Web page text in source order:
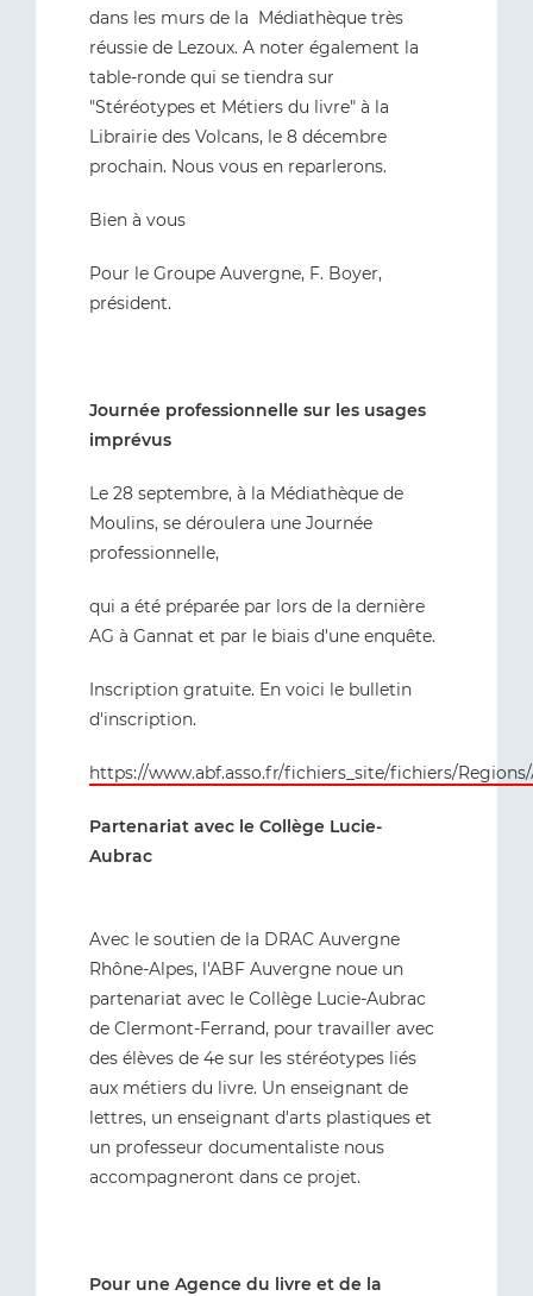
dans les murs de la Médiathèque très
réussie de Lezoux. A noter également la
table-ronde qui se tiendra sur
"Stéréotypes et Métiers du livre" à la
Librairie des Volcans, le 8 décembre
prochain. Nous vous en reparlerons.
Bien à vous
Pour le Groupe Auvergne, F. Boyer,
président.
Journée professionnelle sur les usages
imprévus
Le 28 septembre, à la Médiathèque de
Moulins, se déroulera une Journée
professionnelle,
qui a été préparée par lors de la dernière
AG à Gannat et par le biais d'une enquête.
Inscription gratuite. En voici le bulletin
d'inscription.
https://www.abf.asso.fr/fichiers_site/fichiers/
Partenariat avec le Collège Lucie-
Aubrac
Avec le soutien de la DRAC Auvergne
Rhône-Alpes, l'ABF Auvergne noue un
partenariat avec le Collège Lucie-Aubrac
de Clermont-Ferrand, pour travailler avec
des élèves de 4e sur les stéréotypes liés
aux métiers du livre. Un enseignant de
lettres, un enseignant d'arts plastiques et
un professeur documentaliste nous
accompagneront dans ce projet.
Pour une Agence du livre et de la